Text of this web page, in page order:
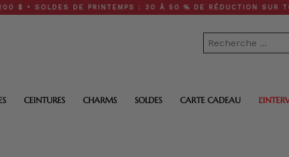
DE PRINTEMPS : 30 À 50 % DE RÉDUCTION SUR TOUT
CEINTURES CHARMS SOLDES CARTE CADEAU